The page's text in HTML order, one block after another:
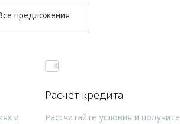
предложения
и
Расчет кредита
Рассчитайте условия и получите